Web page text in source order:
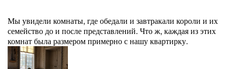
Мы увидели комнаты, где обедали и завтракали короли и их
семейство до и после представлений. Что ж, каждая из этих
комнат была размером примерно с нашу квартирку.